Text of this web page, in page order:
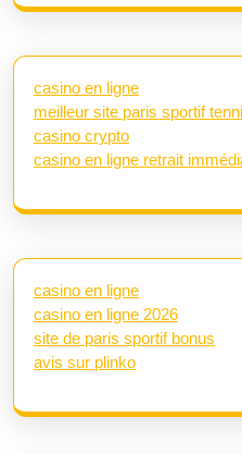
casino en ligne
meilleur site paris sportif
casino crypto
casino en ligne retrait
casino en ligne
casino en ligne 2026
site de paris sportif bonus
avis sur plinko